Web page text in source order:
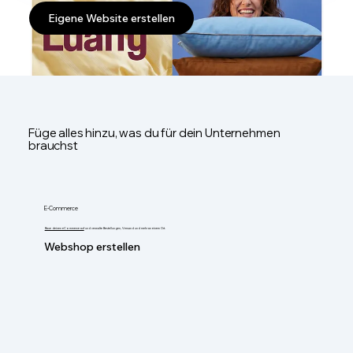
Eigene Website erstellen
Füge alles hinzu, was du für dein Unternehmen
brauchst
E-Commerce
Baue deinen eCommerce aufund verwalte Bestellungen, Versand und mehr an einem Ort.
Webshop erstellen